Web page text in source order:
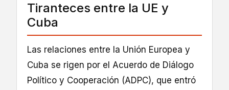
Tiranteces entre la UE y
Cuba
Las relaciones entre la Unión Europea y
Cuba se rigen por el Acuerdo de Diálogo
Político y Cooperación (ADPC), que entró